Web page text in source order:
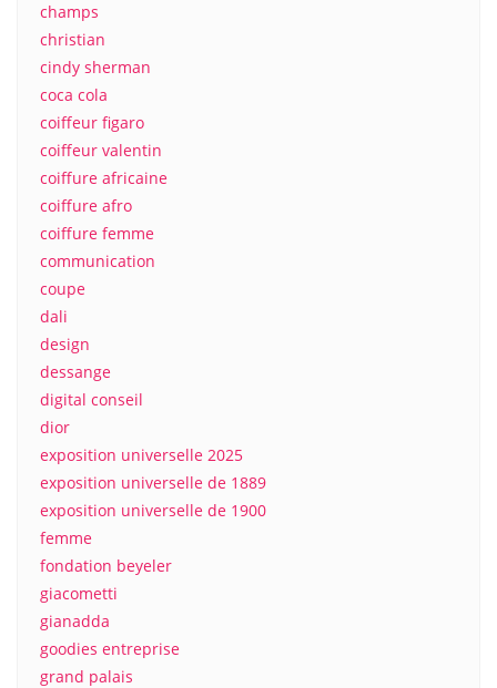
champs
christian
cindy sherman
coca cola
coiffeur figaro
coiffeur valentin
coiffure africaine
coiffure afro
coiffure femme
communication
coupe
dali
design
dessange
digital conseil
dior
exposition universelle 2025
exposition universelle de 1889
exposition universelle de 1900
femme
fondation beyeler
giacometti
gianadda
goodies entreprise
grand palais